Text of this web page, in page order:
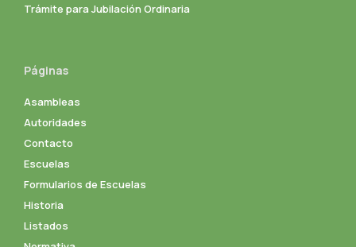
Trámite para Jubilación Ordinaria
Páginas
Asambleas
Autoridades
Contacto
Escuelas
Formularios de Escuelas
Historia
Listados